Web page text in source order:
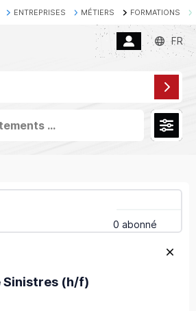
ENTREPRISES MÉTIERS FORMATIONS
FR
...
0 abonné
Sinistres (h/f)